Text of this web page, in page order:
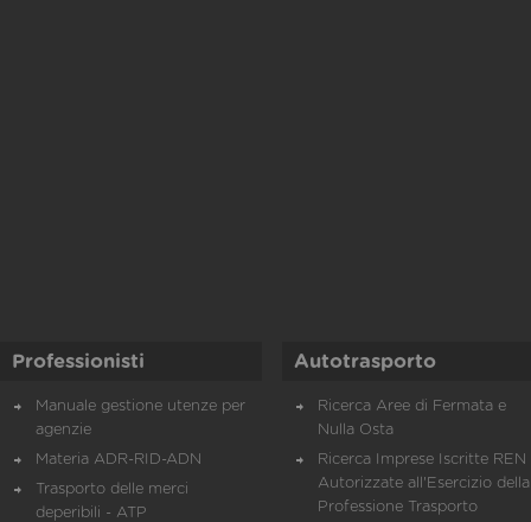
Professionisti
Manuale gestione utenze per
agenzie
Materia ADR-RID-ADN
Trasporto delle merci
deperibili - ATP
Autotrasporto
Ricerca Aree di Fermata e
Nulla Osta
Ricerca Imprese Iscritte REN
Autorizzate all'Esercizio della
Professione Trasporto